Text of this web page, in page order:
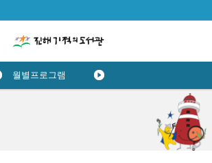
월별프로그램